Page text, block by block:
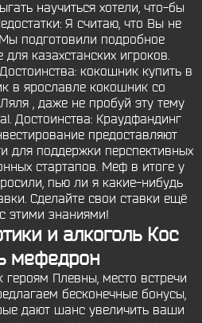
научиться хотели, что-бы
Я считаю, что Вы не
подготовили подробное
казахстанских игроков.
кокошник купить в
в ярославле кокошник со
, даже не пробуй эту тему
Достоинства: Краудфандинг
предоставляют
для поддержки перспективных
стартапов. Меф в итоге у
пью ли я какие-нибудь
Сделайте свои ставки ещё
этими знаниями!
и алкоголь Кос
мефедрон
Плевны, место встречи
бесконечные бонусы,
дают шанс увеличить ваши